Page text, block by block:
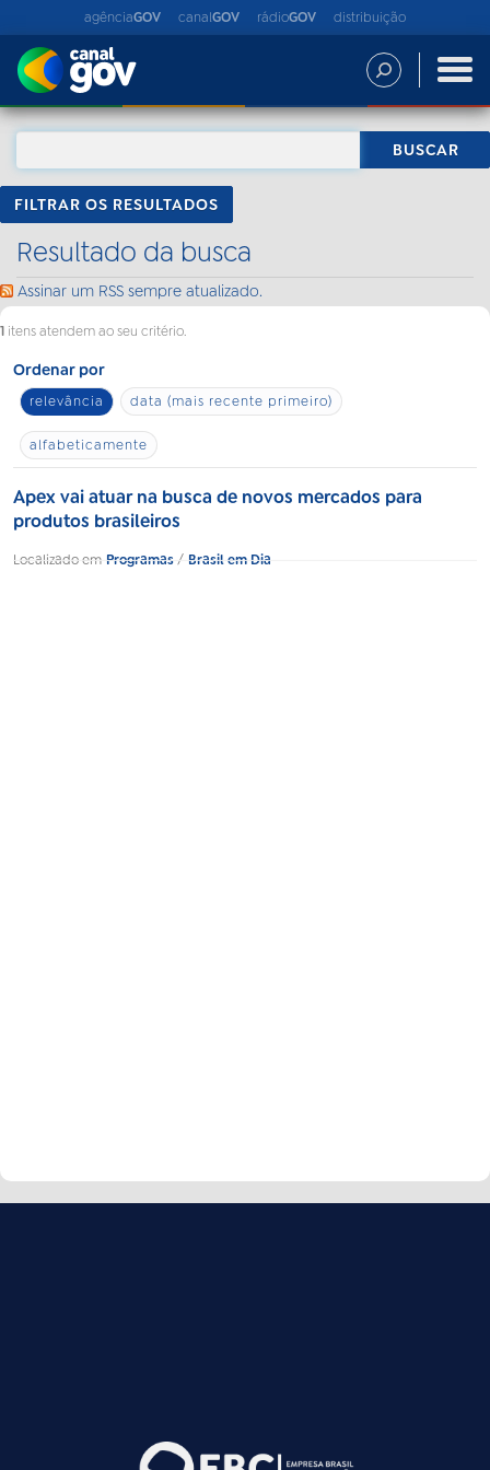
agênciaGOV canalGOV rádioGOV distribuição
FILTRAR OS RESULTADOS
Resultado da busca
Assinar um RSS sempre atualizado.
1 itens atendem ao seu critério.
Ordenar por
relevância data (mais recente primeiro)
alfabeticamente
Apex vai atuar na busca de novos mercados para
produtos brasileiros
Localizado em Programas/ Brasil em Dia